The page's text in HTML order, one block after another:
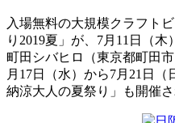
入場無料の大規模クラフト
り2019夏」が、7月11日（木
町田シバヒロ（東京都町田
月17日（水）から7月21日
納涼大人の夏祭り」も開催さ